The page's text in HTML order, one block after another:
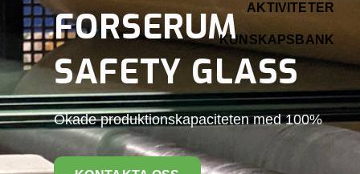
AKTIVITETER
KUNSKAPSBANK
FORSERUM
SAFETY GLASS
Ökade produktionskapaciteten med 100%